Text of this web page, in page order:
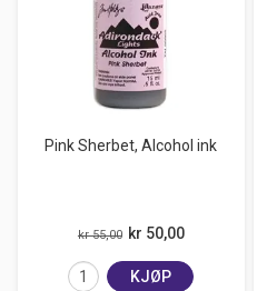
Pink Sherbet, Alcohol ink
kr 55,00 kr 50,00
KJØP